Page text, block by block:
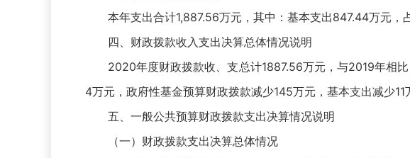
本年支出合计1,887.56万元，其中：基本支出847.44万元，
四、财政拨款收入支出决算总体情况说明
2020年度财政拨款收、支总计1887.56万元，与2019年相
4万元，政府性基金预算财政拨款减少145万元，基本支出减少11
五、一般公共预算财政拨款支出决算情况说明
（一）财政拨款支出决算总体情况